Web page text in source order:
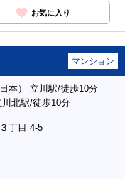
お気に入り
マンション
本） 立川駅/徒歩10分
北駅/徒歩10分
丁目 4-5